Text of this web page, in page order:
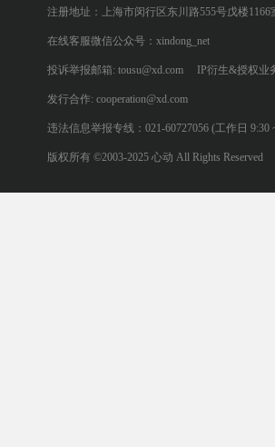
注册地址：上海市闵行区东川路555号戊楼1166
在线客服微信公众号：xindong_net
投诉举报邮箱: tousu@xd.com IP衍生&授权业
发行合作: cooperation@xd.com
违法信息举报专线：021-60727056 (工作日 9:30
版权所有 ©2003-2025 心动 All Rights Reserved